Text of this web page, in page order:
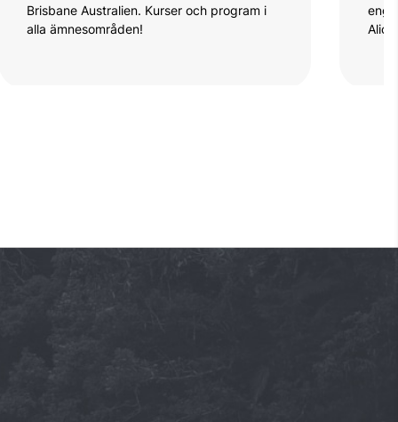
Brisbane Australien. Kurser och program i
alla ämnesområden!